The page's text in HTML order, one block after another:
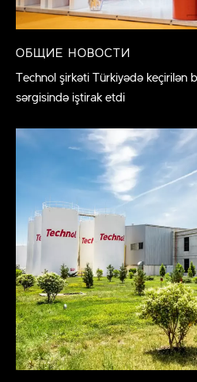
ОБЩИЕ НОВОСТИ
Technol şirkəti Türkiyədə keçirilən
sərgisində iştirak etdi